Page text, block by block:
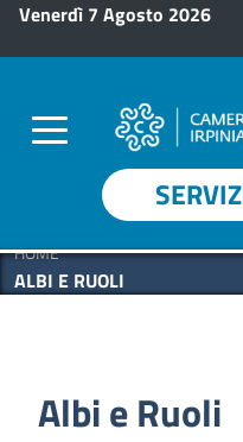
Salta al contenuto principale
Venerdì 7 Agosto 2026
HOME
ALBI E RUOLI
Albi e Ruoli